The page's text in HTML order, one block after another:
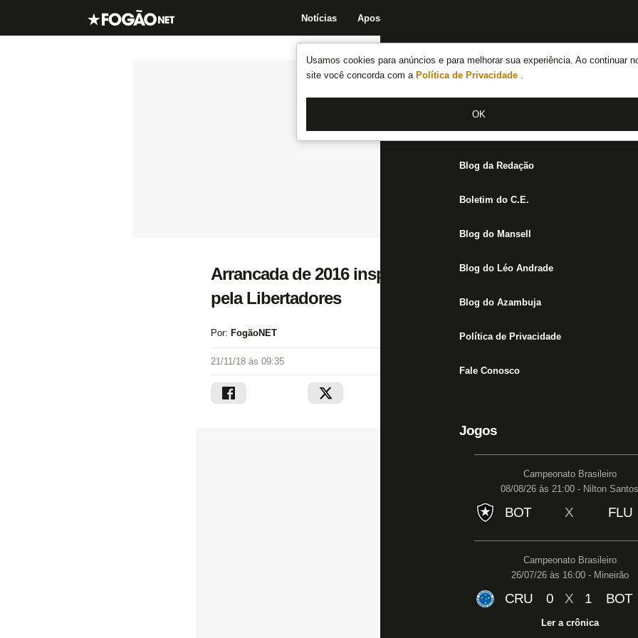
Usamos cookies para anúncios e para melhorar sua experiência. Ao continuar
site você concorda com a Política de Privacidade .
OK
Notícias Apostas
Notícias do Botafogo
Fórum
Jogos
Blog da Redação
Boletim do C.E.
Blog do Mansell
Blog do Léo Andrade
Blog do Azambuja
Política de Privacidade
Fale Conosco
Jogos
Campeonato Brasileiro
08/08/26 às 21:00 - Nilton Santos
BOT X FLU
Campeonato Brasileiro
26/07/26 às 16:00 - Mineirão
CRU 0 X 1 BOT
Ler a crônica
Arrancada de 2016 inspira Botafogo a bater o Santos e a
pela Libertadores
Por: FogãoNET
21/11/18 às 09:35